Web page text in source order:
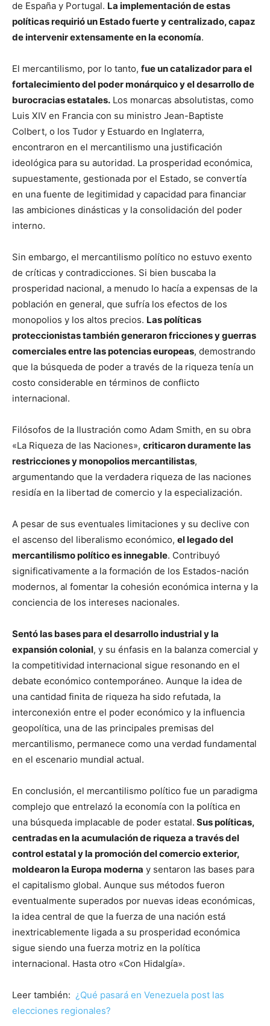
de España y Portugal. La implementación de estas
políticas requirió un Estado fuerte y centralizado, capaz
de intervenir extensamente en la economía.
El mercantilismo, por lo tanto, fue un catalizador para el
fortalecimiento del poder monárquico y el desarrollo de
burocracias estatales. Los monarcas absolutistas, como
Luis XIV en Francia con su ministro Jean-Baptiste
Colbert, o los Tudor y Estuardo en Inglaterra,
encontraron en el mercantilismo una justificación
ideológica para su autoridad. La prosperidad económica,
supuestamente, gestionada por el Estado, se convertía
en una fuente de legitimidad y capacidad para financiar
las ambiciones dinásticas y la consolidación del poder
interno.
Sin embargo, el mercantilismo político no estuvo exento
de críticas y contradicciones. Si bien buscaba la
prosperidad nacional, a menudo lo hacía a expensas de la
población en general, que sufría los efectos de los
monopolios y los altos precios. Las políticas
proteccionistas también generaron fricciones y guerras
comerciales entre las potencias europeas, demostrando
que la búsqueda de poder a través de la riqueza tenía un
costo considerable en términos de conflicto
internacional.
Filósofos de la Ilustración como Adam Smith, en su obra
«La Riqueza de las Naciones», criticaron duramente las
restricciones y monopolios mercantilistas,
argumentando que la verdadera riqueza de las naciones
residía en la libertad de comercio y la especialización.
A pesar de sus eventuales limitaciones y su declive con
el ascenso del liberalismo económico, el legado del
mercantilismo político es innegable. Contribuyó
significativamente a la formación de los Estados-nación
modernos, al fomentar la cohesión económica interna y la
conciencia de los intereses nacionales.
Sentó las bases para el desarrollo industrial y la
expansión colonial, y su énfasis en la balanza comercial y
la competitividad internacional sigue resonando en el
debate económico contemporáneo. Aunque la idea de
una cantidad finita de riqueza ha sido refutada, la
interconexión entre el poder económico y la influencia
geopolítica, una de las principales premisas del
mercantilismo, permanece como una verdad fundamental
en el escenario mundial actual.
En conclusión, el mercantilismo político fue un paradigma
complejo que entrelazó la economía con la política en
una búsqueda implacable de poder estatal. Sus políticas,
centradas en la acumulación de riqueza a través del
control estatal y la promoción del comercio exterior,
moldearon la Europa moderna y sentaron las bases para
el capitalismo global. Aunque sus métodos fueron
eventualmente superados por nuevas ideas económicas,
la idea central de que la fuerza de una nación está
inextricablemente ligada a su prosperidad económica
sigue siendo una fuerza motriz en la política
internacional. Hasta otro «Con Hidalgía».
Leer también: ¿Qué pasará en Venezuela post las
elecciones regionales?